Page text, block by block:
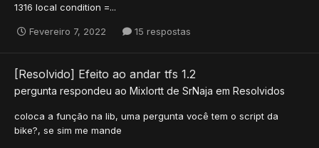
1316 local condition =...
Fevereiro 7, 2022 15 respostas
[Resolvido] Efeito ao andar tfs 1.2
pergunta respondeu ao Mixlortt de SrNaja em Resolvidos
coloca a função na lib, uma pergunta você tem o script da
bike?, se sim me mande